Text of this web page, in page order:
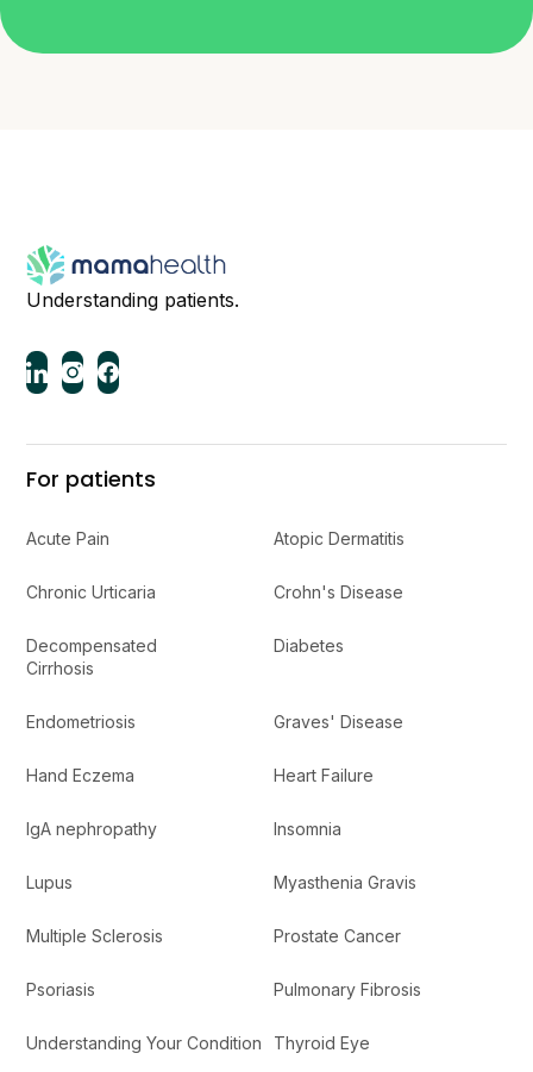
Understanding patients.
For patients
Acute Pain Atopic Dermatitis
Chronic Urticaria Crohn's Disease
Decompensated
Cirrhosis
Diabetes
Endometriosis Graves' Disease
Hand Eczema Heart Failure
IgA nephropathy Insomnia
Lupus Myasthenia Gravis
Multiple Sclerosis Prostate Cancer
Psoriasis Pulmonary Fibrosis
Understanding Your Condition Thyroid Eye